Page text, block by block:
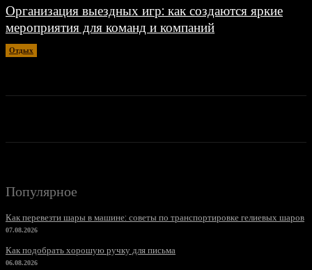
Организация выездных игр: как создаются яркие
мероприятия для команд и компаний
Отдых
Популярное
Как перевезти шары в машине: советы по транспортировке гелиевых шаров
07.08.2026
Как подобрать хорошую ручку для письма
06.08.2026